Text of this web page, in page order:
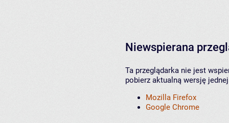
Niewspierana
Ta przeglądarka nie jest
pobierz aktualną wersję
Mozilla Firefox
Google Chrome